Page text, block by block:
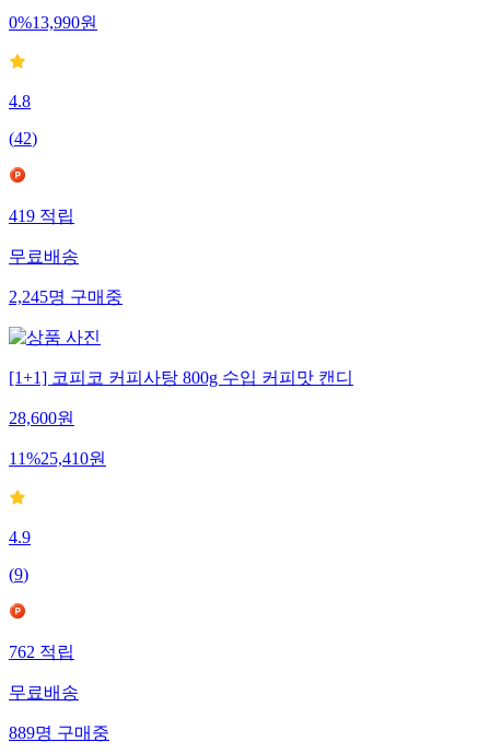
0%13,990원
4.8
(42)
419적립
무료배송
2,245명구매중
[1+1] 코피코 커피사탕 800g 수입 커피맛 캔디
28,600원
11%25,410원
4.9
(9)
762적립
무료배송
889명구매중